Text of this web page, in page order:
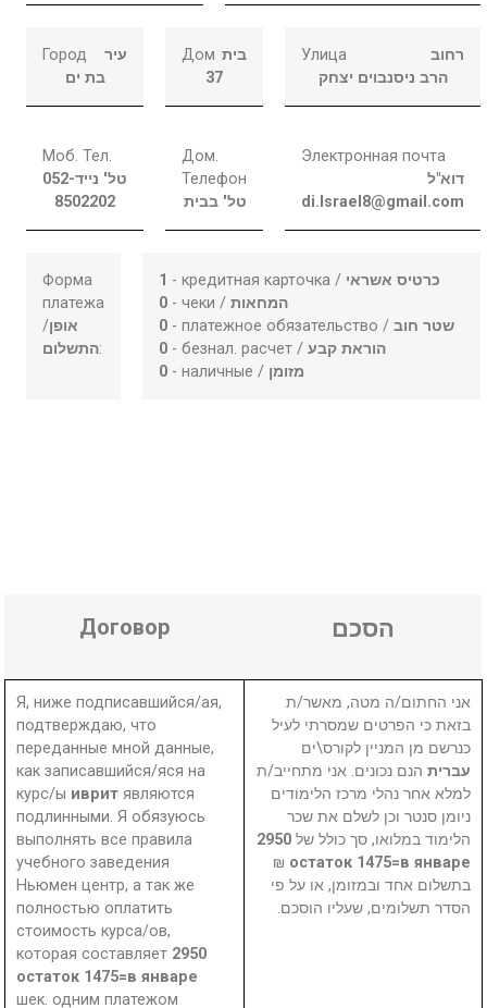
Город
עיר
בת ים
Дом בית
37
Улица
רחוב
הרב ניסנבוים יצחק
Моб. Тел.
טל' נייד052-
8502202
Дом.
Телефон
טל' בבית
Электронная почта
דוא"ל
di.Israel8@gmail.com
Форма
платежа
/אופן
התשלום:
1 - кредитная карточка / כרטיס אשראי
0 - чеки /המחאות
0 - платежное обязательство /שטר חוב
0 - безнал. расчет /הוראת קבע
0 - наличные / מזומן
Договор הסכם
Я, ниже подписавшийся/ая,
подтверждаю, что
переданные мной данные,
как записавшийся/яся на
курс/ы ивритявляются
подлинными. Я обязуюсь
выполнять все правила
учебного заведения
Ньюмен центр, а так же
полностью оплатить
стоимость курса/ов,
которая составляет 2950
остаток 1475=в январе
шек. одним платежом
אני החתום/ה מטה, מאשר/ת
בזאת כי הפרטים שמסרתי לעיל
כנרשם מן המניין לקורס\ים
עברית הנם נכונים. אני מתחייב/ת
למלא אחר נהלי מרכז הלימודים
ניומן סנטר וכן לשלם את שכר
הלימוד במלואו, סך כולל של 2950
остаток 1475=в январе
₪
בתשלום אחד ובמזומן, או על פי
הסדר תשלומים, שעליו הוסכם.